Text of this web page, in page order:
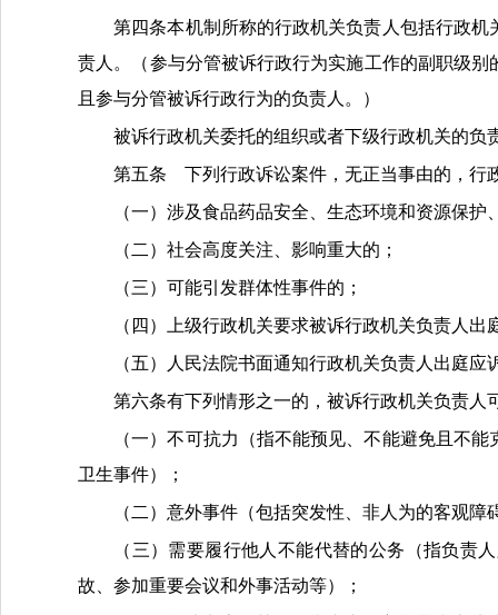
第四条本机制 所称的行政机关负责人包括行政
责人 。
（参与分管被诉行政行为实施工作的副职级别
且参与分管被诉行政行为的负责人。
）
被诉行政机关委托的组织或者下级行政机关的
第五条下列行政诉讼案件，无正当事由的，行
（一）涉及食品药品安全、生态环境和资源保护
（二）社会高度关注、影响重大的；
（三）可能引发群体性事件的；
（四）
上级行政机关要求被诉行政机关负责人出
（五）
人民法院书面通知行政机关负责人出庭应
第六条有下列情形之一的，被诉行政机关负责人
（一）不可抗力
（指不能预见、不能避免且不
卫生事件）
；
（二）意外事件 （包括突发性、非人为的客观
（三）需要履行他人不能代替的公务 （指负责
故、参加重要会议和外事活动等）
；